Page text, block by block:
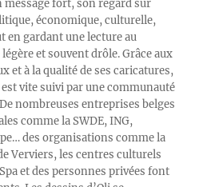
message fort, son regard sur
économique, culturelle,
en gardant une lecture au
et souvent drôle. Grâce aux
et à la qualité de ses caricatures,
vite suivi par une communauté
nombreuses entreprises belges
comme la SWDE, ING,
des organisations comme la
Verviers, les centres culturels
et des personnes privées font